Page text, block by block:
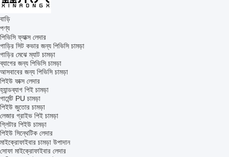
বাড়ি
পণ্য
পিভিসি ফ্যাক্স লেদার
গাড়ির সিট কভার জন্য পিভিসি চামড়া
গাড়ির মেঝে ম্যাট চামড়া
ব্যাগের জন্য পিভিসি চামড়া
আসবাবের জন্য পিভিসি চামড়া
পিইউ ফাক্স লেদার
হ্যান্ডব্যাগ পিই চামড়া
গার্মেন্ট PU চামড়া
পিইউ জুতোর চামড়া
লেজার গ্রাইভ পিই চামড়া
গ্লিটার পিইউ চামড়া
পিইউ সিন্থেটিক লেদার
মাইক্রোফাইবার চামড়া উপাদান
সোফা মাইক্রোফাইবার লেদার